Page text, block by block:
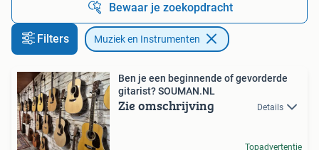
Bewaar je zoekopdracht
Filters Muziek en Instrumenten
Ben je een beginnende of gevorderde
gitarist? SOUMAN.NL
Zie omschrijving Details
Topadvertentie